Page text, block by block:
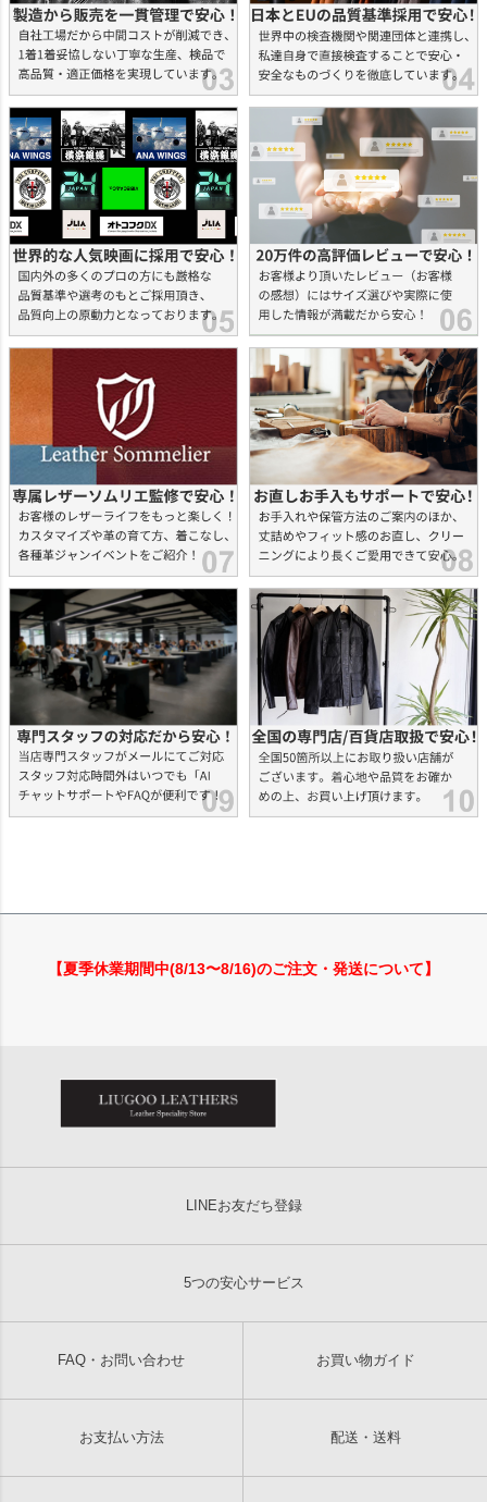
【夏季休業期間中(8/13〜8/16)のご注文・発送について】
LINEお友だち登録
5つの安心サービス
FAQ・お問い合わせ お買い物ガイド
お支払い方法 配送・送料